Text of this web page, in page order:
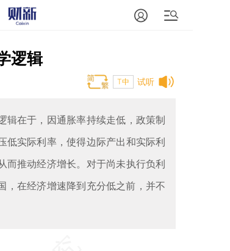
逻辑
试听
T中
辑在于，因通胀率持续走低，政策制
低实际利率，使得边际产出和实际利
而推动经济增长。对于尚未执行负利
在经济增速降到充分低之前，并不